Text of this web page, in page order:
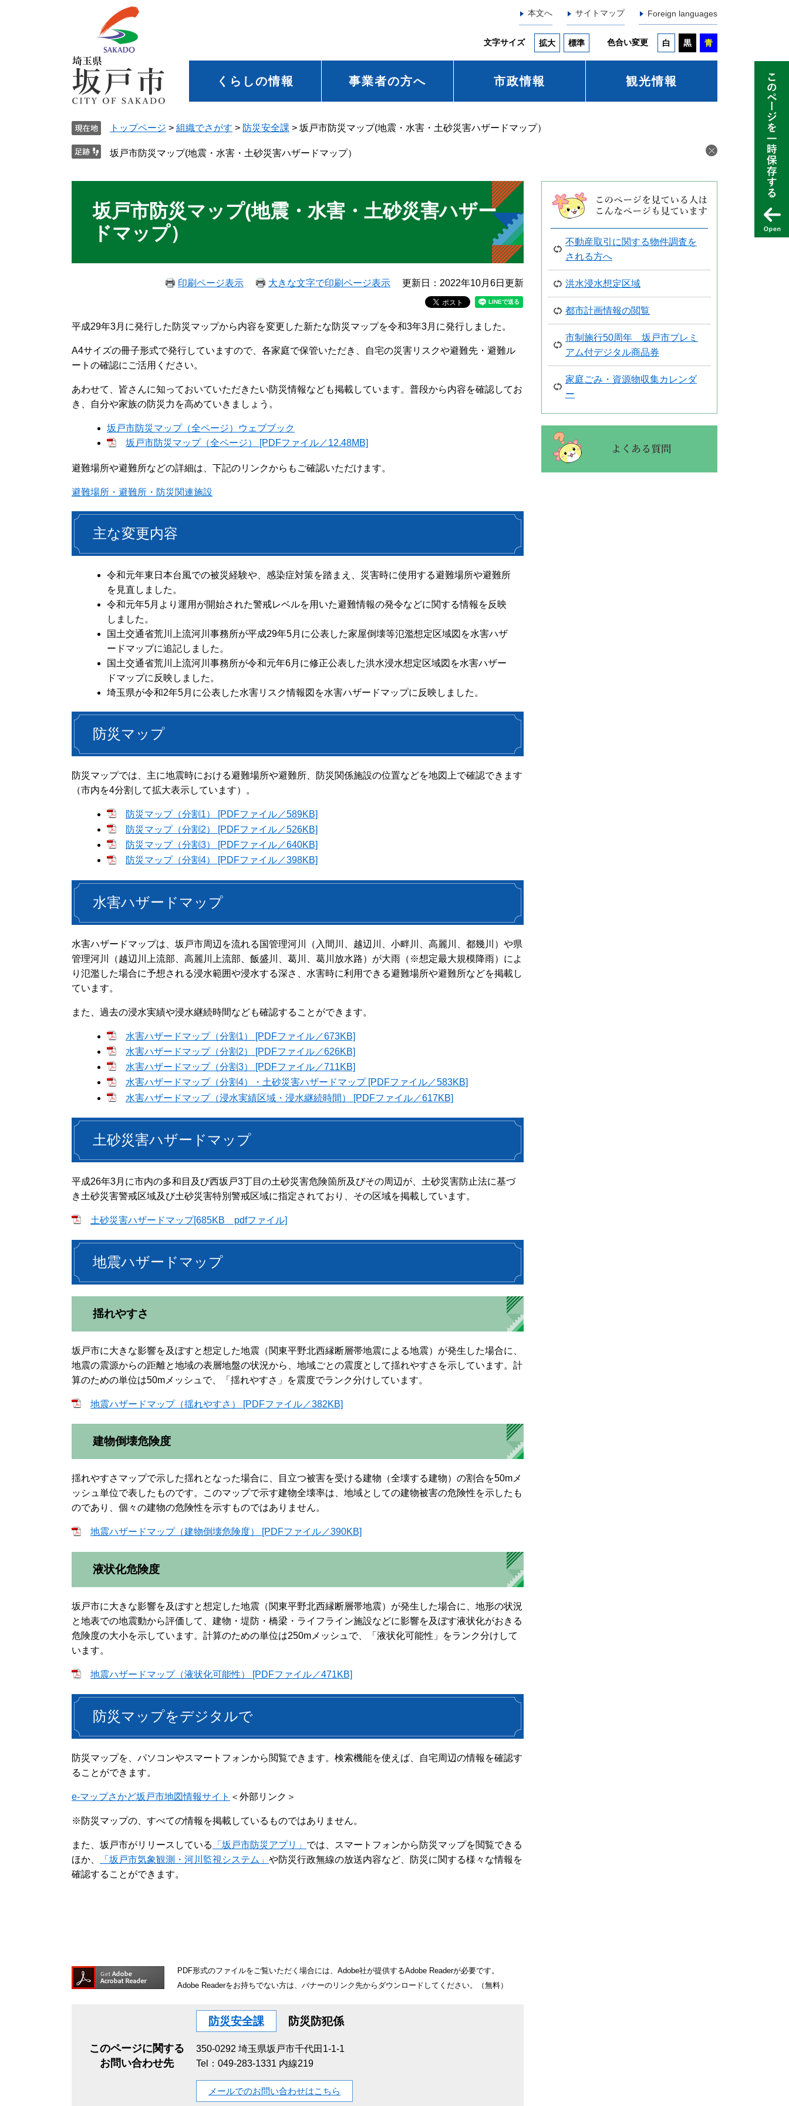
本文へ サイトマップ Foreign languages
文字サイズ 拡大 標準 色合い変更 白 黒 青
くらしの情報 事業者の方へ 市政情報 観光情報
トップページ > 組織でさがす > 防災安全課 > 坂戸市防災マップ(地震・水害・土砂災害ハザードマップ）
坂戸市防災マップ(地震・水害・土砂災害ハザードマップ）
坂戸市防災マップ(地震・水害・土砂災害ハザー
ドマップ）
印刷ページ表示 大きな文字で印刷ページ表示 更新日：2022年10月6日更新
平成29年3月に発行した防災マップから内容を変更した新たな防災マップを令和3年3月に発行しました。
A4サイズの冊子形式で発行していますので、各家庭で保管いただき、自宅の災害リスクや避難先・避難ル
ートの確認にご活用ください。
あわせて、皆さんに知っておいていただきたい防災情報なども掲載しています。普段から内容を確認してお
き、自分や家族の防災力を高めていきましょう。
坂戸市防災マップ（全ページ）ウェブブック
坂戸市防災マップ（全ページ） [PDFファイル／12.48MB]
避難場所や避難所などの詳細は、下記のリンクからもご確認いただけます。
避難場所・避難所・防災関連施設
主な変更内容
令和元年東日本台風での被災経験や、感染症対策を踏まえ、災害時に使用する避難場所や避難所
を見直しました。
令和元年5月より運用が開始された警戒レベルを用いた避難情報の発令などに関する情報を反映
しました。
国土交通省荒川上流河川事務所が平成29年5月に公表した家屋倒壊等氾濫想定区域図を水害ハザ
ードマップに追記しました。
国土交通省荒川上流河川事務所が令和元年6月に修正公表した洪水浸水想定区域図を水害ハザー
ドマップに反映しました。
埼玉県が令和2年5月に公表した水害リスク情報図を水害ハザードマップに反映しました。
防災マップ
防災マップでは、主に地震時における避難場所や避難所、防災関係施設の位置などを地図上で確認できます
（市内を4分割して拡大表示しています）。
防災マップ（分割1） [PDFファイル／589KB]
防災マップ（分割2） [PDFファイル／526KB]
防災マップ（分割3） [PDFファイル／640KB]
防災マップ（分割4） [PDFファイル／398KB]
水害ハザードマップ
水害ハザードマップは、坂戸市周辺を流れる国管理河川（入間川、越辺川、小畔川、高麗川、都幾川）や県
管理河川（越辺川上流部、高麗川上流部、飯盛川、葛川、葛川放水路）が大雨（※想定最大規模降雨）によ
り氾濫した場合に予想される浸水範囲や浸水する深さ、水害時に利用できる避難場所や避難所などを掲載し
ています。
また、過去の浸水実績や浸水継続時間なども確認することができます。
水害ハザードマップ（分割1） [PDFファイル／673KB]
水害ハザードマップ（分割2） [PDFファイル／626KB]
水害ハザードマップ（分割3） [PDFファイル／711KB]
水害ハザードマップ（分割4）・土砂災害ハザードマップ [PDFファイル／583KB]
水害ハザードマップ（浸水実績区域・浸水継続時間） [PDFファイル／617KB]
土砂災害ハザードマップ
平成26年3月に市内の多和目及び西坂戸3丁目の土砂災害危険箇所及びその周辺が、土砂災害防止法に基づ
き土砂災害警戒区域及び土砂災害特別警戒区域に指定されており、その区域を掲載しています。
土砂災害ハザードマップ[685KB pdfファイル]
地震ハザードマップ
揺れやすさ
坂戸市に大きな影響を及ぼすと想定した地震（関東平野北西縁断層帯地震による地震）が発生した場合に、
地震の震源からの距離と地域の表層地盤の状況から、地域ごとの震度として揺れやすさを示しています。計
算のための単位は50mメッシュで、「揺れやすさ」を震度でランク分けしています。
地震ハザードマップ（揺れやすさ） [PDFファイル／382KB]
建物倒壊危険度
揺れやすさマップで示した揺れとなった場合に、目立つ被害を受ける建物（全壊する建物）の割合を50mメ
ッシュ単位で表したものです。このマップで示す建物全壊率は、地域としての建物被害の危険性を示したも
のであり、個々の建物の危険性を示すものではありません。
地震ハザードマップ（建物倒壊危険度） [PDFファイル／390KB]
液状化危険度
坂戸市に大きな影響を及ぼすと想定した地震（関東平野北西縁断層帯地震）が発生した場合に、地形の状況
と地表での地震動から評価して、建物・堤防・橋梁・ライフライン施設などに影響を及ぼす液状化がおきる
危険度の大小を示しています。計算のための単位は250mメッシュで、「液状化可能性」をランク分けして
います。
地震ハザードマップ（液状化可能性） [PDFファイル／471KB]
防災マップをデジタルで
防災マップを、パソコンやスマートフォンから閲覧できます。検索機能を使えば、自宅周辺の情報を確認す
ることができます。
e-マップさかど坂戸市地図情報サイト ＜外部リンク＞
※防災マップの、すべての情報を掲載しているものではありません。
また、坂戸市がリリースしている 「坂戸市防災アプリ」 では、スマートフォンから防災マップを閲覧できる
ほか、
「坂戸市気象観測・河川監視システム」 や防災行政無線の放送内容など、防災に関する様々な情報を
確認することができます。
PDF形式のファイルをご覧いただく場合には、Adobe社が提供するAdobe Readerが必要です。
Adobe Readerをお持ちでない方は、バナーのリンク先からダウンロードしてください。（無料）
このページに関する
お問い合わせ先
防災安全課 防災防犯係
350-0292 埼玉県坂戸市千代田1-1-1
Tel：049-283-1331 内線219
メールでのお問い合わせはこちら
不動産取引に関する物件調査を
される方へ
洪水浸水想定区域
都市計画情報の閲覧
市制施行50周年 坂戸市プレミ
アム付デジタル商品券
家庭ごみ・資源物収集カレンダ
ー